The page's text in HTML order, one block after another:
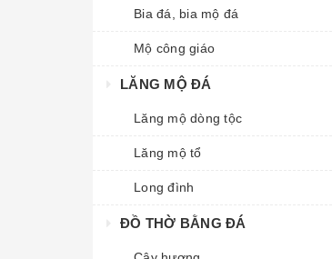
Bia đá, bia mộ đá
Mộ công giáo
LĂNG MỘ ĐÁ
Lăng mộ dòng tộc
Lăng mộ tổ
Long đình
ĐỒ THỜ BẰNG ĐÁ